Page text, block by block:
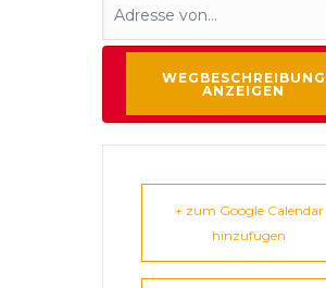
+ zum Google Calendar
hinzufügen